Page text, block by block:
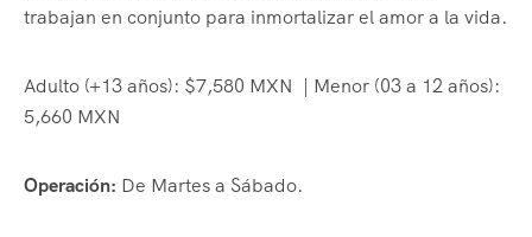
trabajan en conjunto para inmortalizar el amor a la vida.
Adulto (+13 años): $7,580 MXN | Menor (03 a 12 años):
5,660 MXN
Operación: De Martes a Sábado.